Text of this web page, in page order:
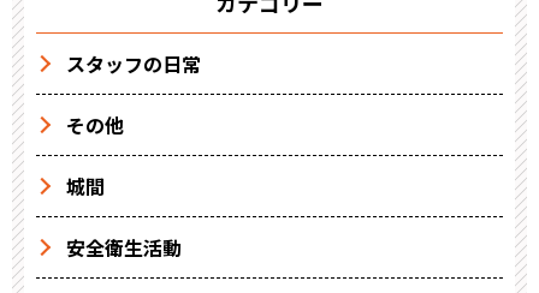
スタッフの日常
その他
城間
安全衛生活動